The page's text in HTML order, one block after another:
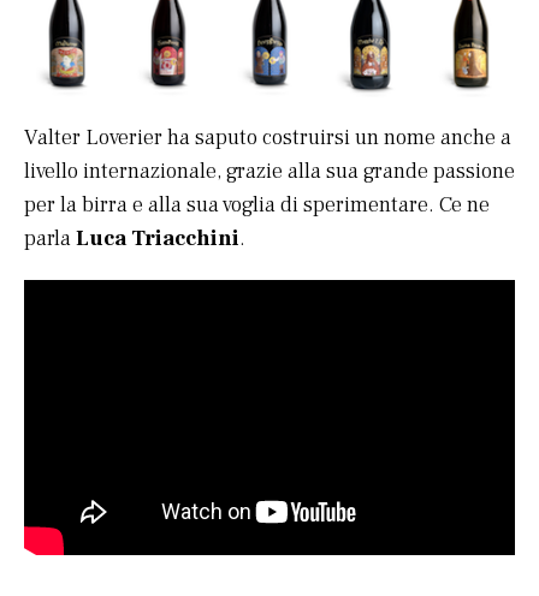
Valter Loverier ha saputo costruirsi un nome anche a
livello internazionale, grazie alla sua grande passione
per la birra e alla sua voglia di sperimentare. Ce ne
parlaLuca Triacchini.